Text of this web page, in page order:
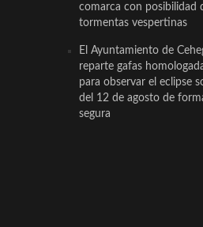
comarca con posibilidad
tormentas vespertinas
El Ayuntamiento de
reparte gafas
para observar el eclipse
del 12 de agosto de
segura